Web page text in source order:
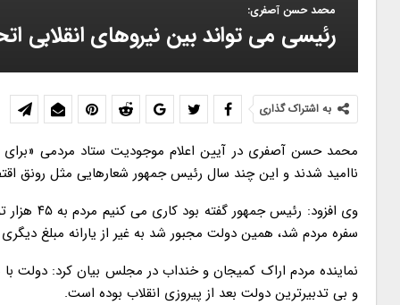
محمد حسن آصفری:
رئیسی می تواند بین نیروهای انقلابی
به اشتراک گذاری
محمد حسن آصفری در آیین اعلام موجودیت ستاد مردمی «برای
ناامید شدند و این چند سال رئیس جمهور شعارهایی مثل رونق
وی
سفره مردم شد، همین دولت مجبور شد به غیر از یارانه مبلغ
نماینده مردم اراک کمیجان و خنداب در مجلس بیان کرد: دولت با
و بی تدبیرترین دولت بعد از پیروزی انقلاب بوده است.